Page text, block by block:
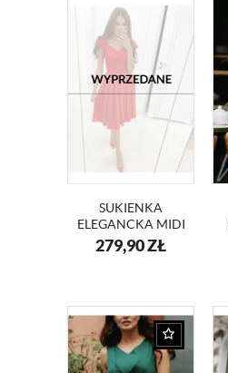
SUKIENKA
ELEGANCKA MIDI
NA WESELE Z
KORONKĄ JULIA
279,90ZŁ